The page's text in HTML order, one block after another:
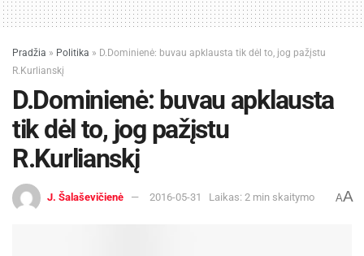
Lietuvos Kultūros taryba.
Pradžia » Politika » D.Dominienė: buvau apklausta tik dėl to, jog pažįstu
R.Kurlianskį
D.Dominienė: buvau apklausta
tik dėl to, jog pažįstu
R.Kurlianskį
J. Šalaševičienė 2016-05-31 Laikas: 2 min skaitymo AA